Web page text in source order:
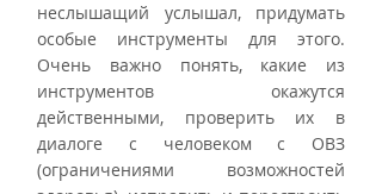
неслышащий услышал, придумать
особые инструменты для этого.
Очень важно понять, какие из
инструментов окажутся
действенными, проверить их в
диалоге с человеком с ОВЗ
(ограничениями возможностей